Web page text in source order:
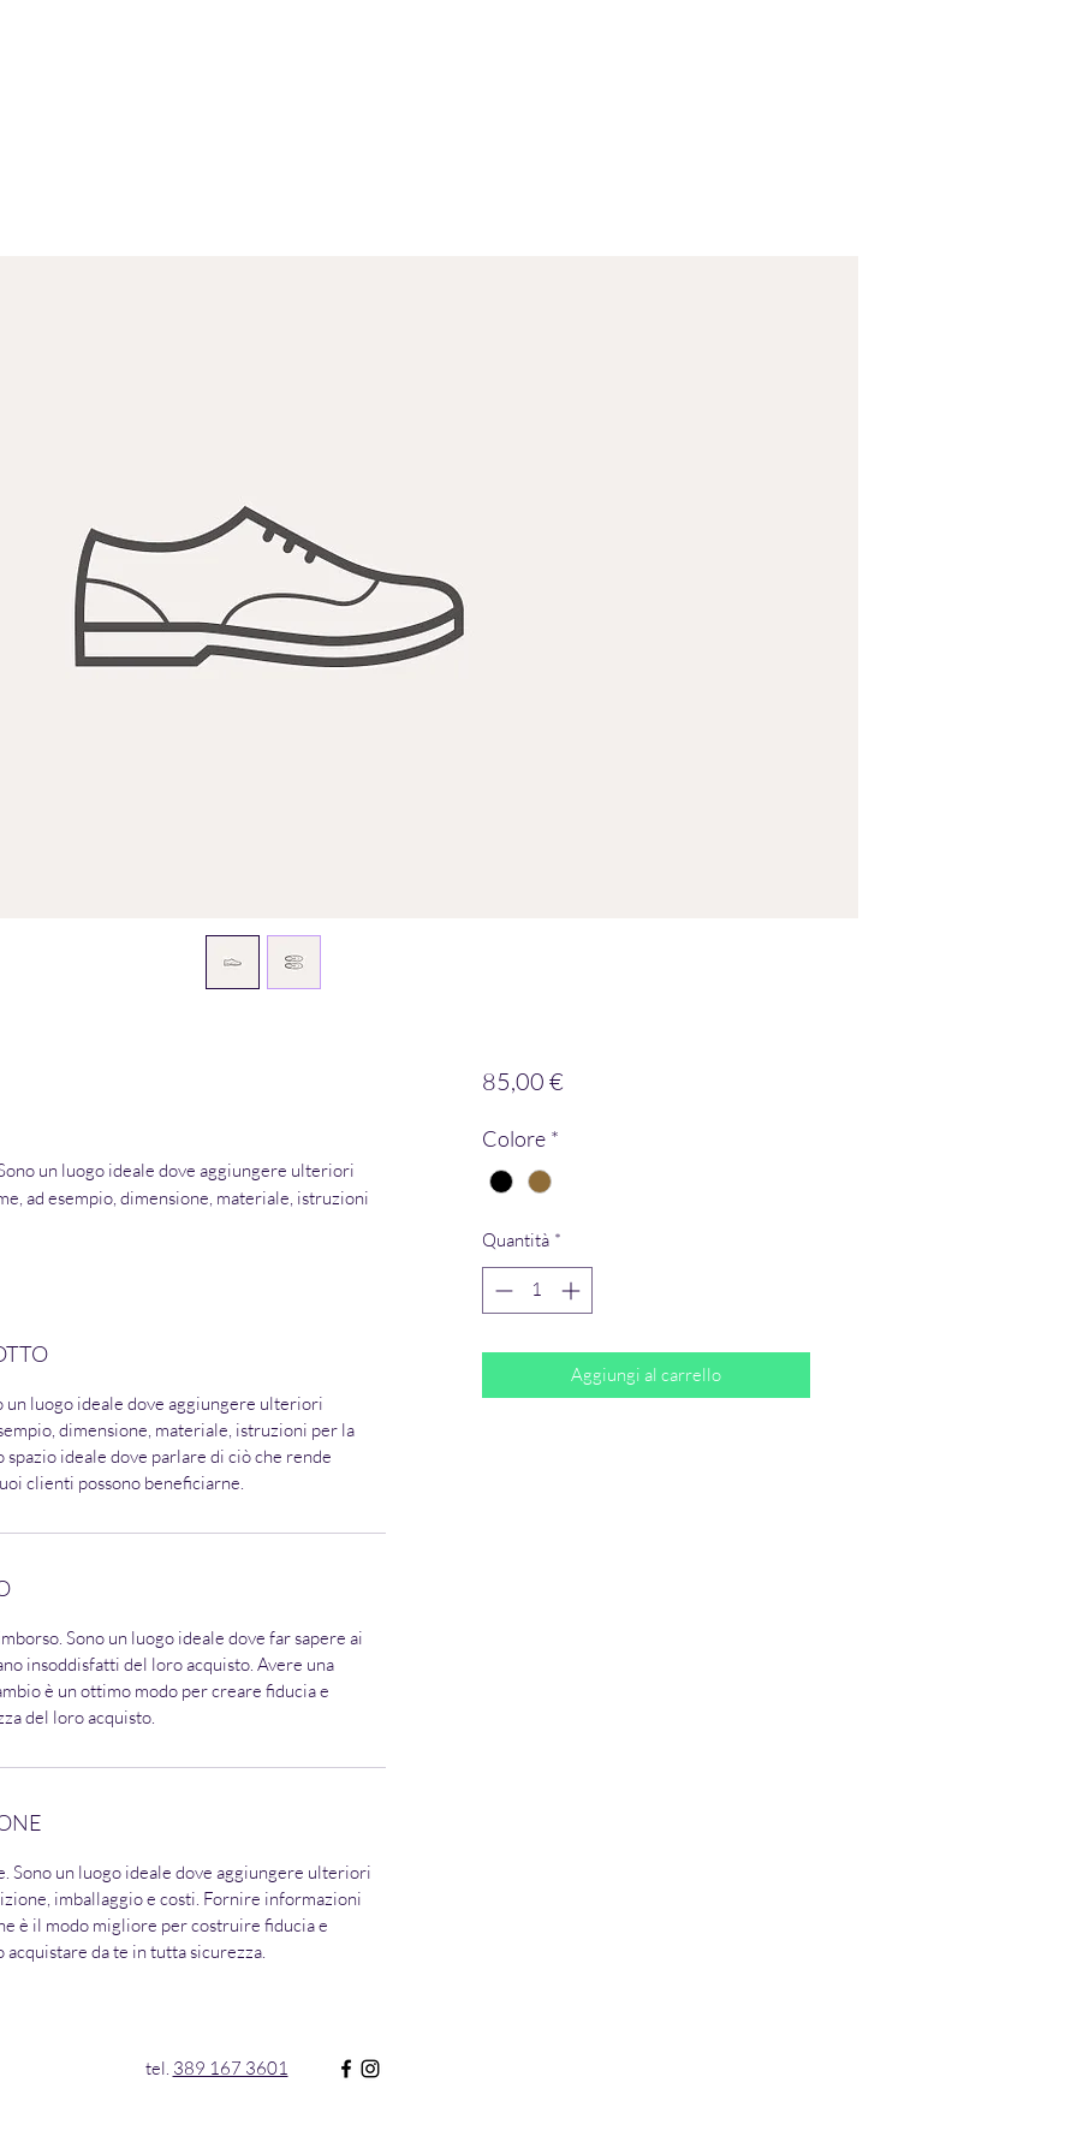
un luogo ideale dove aggiungere ulteriori
ad esempio, dimensione, materiale, istruzioni
un luogo ideale dove aggiungere ulteriori
dimensione, materiale, istruzioni per la
spazio ideale dove parlare di ciò che rende
clienti possono beneficiarne.
Sono un luogo ideale dove far sapere ai
insoddisfatti del loro acquisto. Avere una
è un ottimo modo per creare fiducia e
del loro acquisto.
Sono un luogo ideale dove aggiungere ulteriori
imballaggio e costi. Fornire informazioni
è il modo migliore per costruire fiducia e
da te in tutta sicurezza.
85,00 €Prezzo
Colore *
Quantità *
Aggiungi al carrello
tel. 389 167 3601